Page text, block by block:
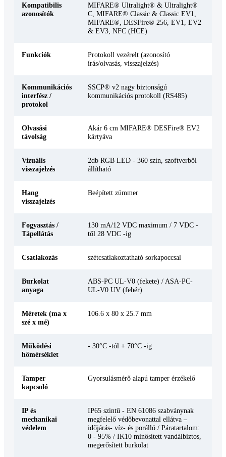
Kompatibilis
azonosítók
MIFARE® Ultralight® & Ultralight®
C, MIFARE® Classic & Classic EV1,
MIFARE®, DESFire® 256, EV1, EV2
& EV3, NFC (HCE)
Funkciók
Protokoll vezérelt (azonosító
írás/olvasás, visszajelzés)
Kommunikációs
interfész /
protokol
SSCP® v2 nagy biztonságú
kommunikációs protokoll (RS485)
Olvasási
távolság
Akár 6 cm MIFARE® DESFire® EV2
kártyáva
Vizuális
visszajelzés
2db RGB LED - 360 szín, szoftverből
állítható
Hang
visszajelzés
Beépített zümmer
Fogyasztás /
Tápellátás
130 mA/12 VDC maximum / 7 VDC -
től 28 VDC -ig
Csatlakozás szétcsatlakoztatható sorkapoccsal
Burkolat
anyaga
ABS-PC UL-V0 (fekete) / ASA-PC-
UL-V0 UV (fehér)
Méretek (ma x
szé x mé)
106.6 x 80 x 25.7 mm
Működési
hőmérséklet
- 30°C -tól + 70°C -ig
Tamper
kapcsoló
Gyorsulásmérő alapú tamper érzékelő
IP és
mechanikai
védelem
IP65 szintű - EN 61086 szabványnak
megfelelő védőbevonattal ellátva –
időjárás- víz- és porálló / Páratartalom:
0 - 95% / IK10 minősített vandálbiztos,
megerősített burkolat